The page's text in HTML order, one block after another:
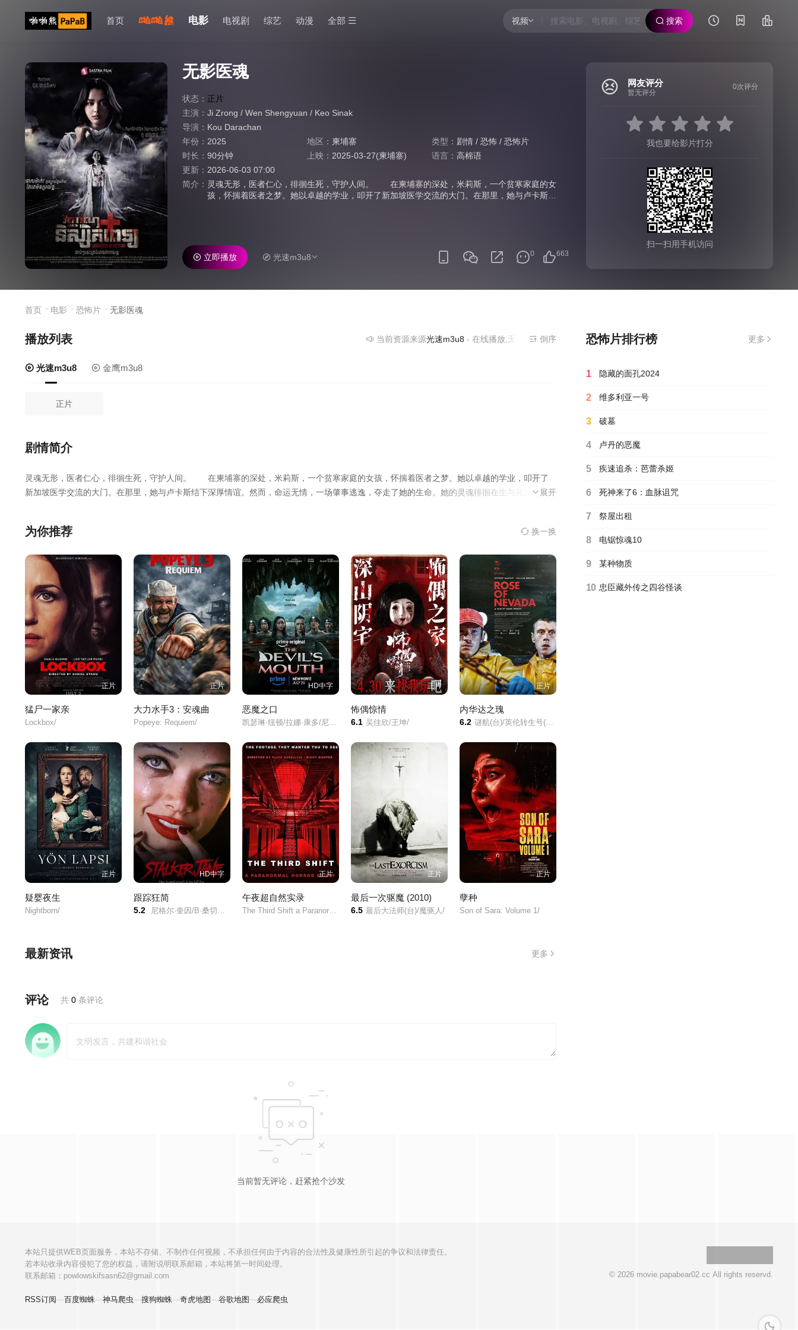
视频 搜索
首页 电影 电视剧 综艺 动漫 全部
无影医魂
状态： 正片
主演： Ji Zrong / Wen Shengyuan / Keo Sinak
导演： Kou Darachan
年份： 2025 地区： 柬埔寨 类型： 剧情 / 恐怖 / 恐怖片
时长： 90分钟 上映： 2025-03-27(柬埔寨) 语言： 高棉语
更新： 2026-06-03 07:00
简介： 灵魂无形，医者仁心，徘徊生死，守护人间。 在柬埔寨的深处，米莉斯，一个贫寒家庭的女
孩，怀揣着医者之梦。她以卓越的学业，叩开了新加坡医学交流的大门。在那里，她与卢卡斯结
663
0
立即播放 光速m3u8
网友评分
暂无评分
0次评分
我也要给影片打分
扫一扫用手机访问
首页 电影 恐怖片 无影医魂
播放列表 当前资源来源光速m3u8- 在线播放,无需安装播放器 倒序
光速m3u8 金鹰m3u8
正片
剧情简介
灵魂无形，医者仁心，徘徊生死，守护人间。 在柬埔寨的深处，米莉斯，一个贫寒家庭的女孩，怀揣着医者之梦。她以卓越的学业，叩开了
新加坡医学交流的大门。在那里，她与卢卡斯结下深厚情谊。然而，命运无情，一场肇事逃逸，夺走了她的生命。她的灵魂徘徊在生与死的边 展开
为你推荐 换一换
正片
猛尸一家亲
Lockbox/
正片
大力水手3：安魂曲
Popeye: Requiem/
HD中字
恶魔之口
凯瑟琳·纽顿/拉娜·康多/尼科·希拉加/
正片
怖偶惊情
6.1 吴佳欣/王坤/
正片
内华达之瑰
6.2 谜航(台)/英伦转生号(港)/内华达玫瑰/
正片
疑婴夜生
Nightborn/
HD中字
跟踪狂简
5.2 尼格尔·奎因/B·桑切斯/Halo Kitsch/
正片
午夜超自然实录
正片
最后一次驱魔 (2010)
6.5 最后大法师(台)/魔驱人/
正片
孽种
Son of Sara: Volume 1/
最新资讯 更多
评论 共 0 条评论
当前暂无评论，赶紧抢个沙发
恐怖片排行榜 更多
1 隐藏的面孔2024
2 维多利亚一号
3 破墓
4 卢丹的恶魔
5 疾速追杀：芭蕾杀姬
6 死神来了6：血脉诅咒
7 祭屋出租
8 电锯惊魂10
9 某种物质
10 忠臣藏外传之四谷怪谈
深色模式
本站只提供WEB页面服务，本站不存储、不制作任何视频，不承担任何由于内容的合法性及健康性所引起的争议和法律责任。
若本站收录内容侵犯了您的权益，请附说明联系邮箱，本站将第一时间处理。
联系邮箱：powlowskifsasn62@gmail.com
RSS订阅—百度蜘蛛—神马爬虫—搜狗蜘蛛—奇虎地图—谷歌地图—必应爬虫
© 2026 movie.papabear02.cc All rights reservd.